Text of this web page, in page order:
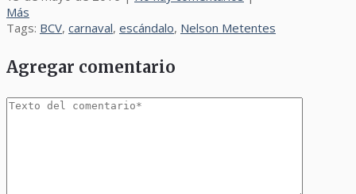
Más
Tags: BCV, carnaval, escándalo, Nelson Metentes
Agregar comentario